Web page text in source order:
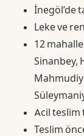
İnegöl’de
Leke ve
12
Sinanbey,
Acil teslim
Teslim